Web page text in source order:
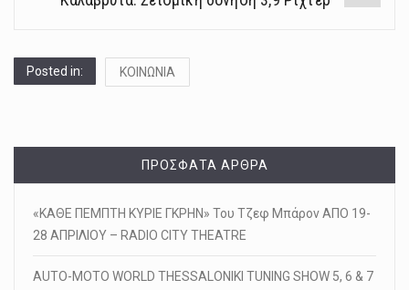
Posted in: ΚΟΙΝΩΝΙΑ
ΠΡΌΣΦΑΤΑ ΆΡΘΡΑ
«ΚΑΘΕ ΠΕΜΠΤΗ ΚΥΡΙΕ ΓΚΡΗΝ» Του Τζεφ Μπάρον ΑΠΟ 19-
28 ΑΠΡΙΛΙΟΥ – RADIO CITY THEATRE
AUTO-MOTO WORLD THESSALONIKI TUNING SHOW 5, 6 & 7